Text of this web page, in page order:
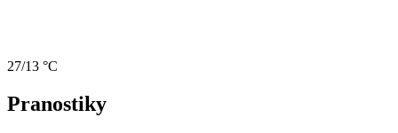
27/13 °C
Pranostiky